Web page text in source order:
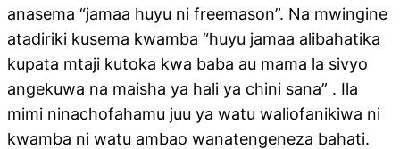
anasema “jamaa huyu ni freemason”. Na mwingine
atadiriki kusema kwamba “huyu jamaa alibahatika
kupata mtaji kutoka kwa baba au mama la sivyo
angekuwa na maisha ya hali ya chini sana” . Ila
mimi ninachofahamu juu ya watu waliofanikiwa ni
kwamba ni watu ambao wanatengeneza bahati.